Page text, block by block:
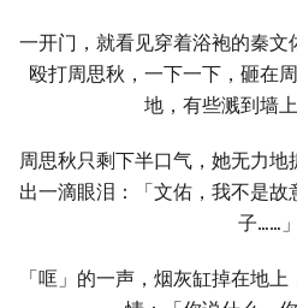
一开门，就看见穿着浴袍的秦
殴打周思秋，一下一下，砸在
地，有些溅到墙上
周思秋只剩下半口气，她无力
出一滴眼泪：「文佑，我不是
子……」
「哐」的一声，烟灰缸掉在地